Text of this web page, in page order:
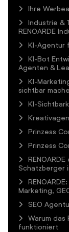
Ihre
Industrie &
RENOARDE
KI-Agentur
KI-Bot
Agenten &
KI-
sichtbar
KI-
Prinzess
Prinzess
Schatzberger
Marketing,
SEO
Warum das
funktioniert